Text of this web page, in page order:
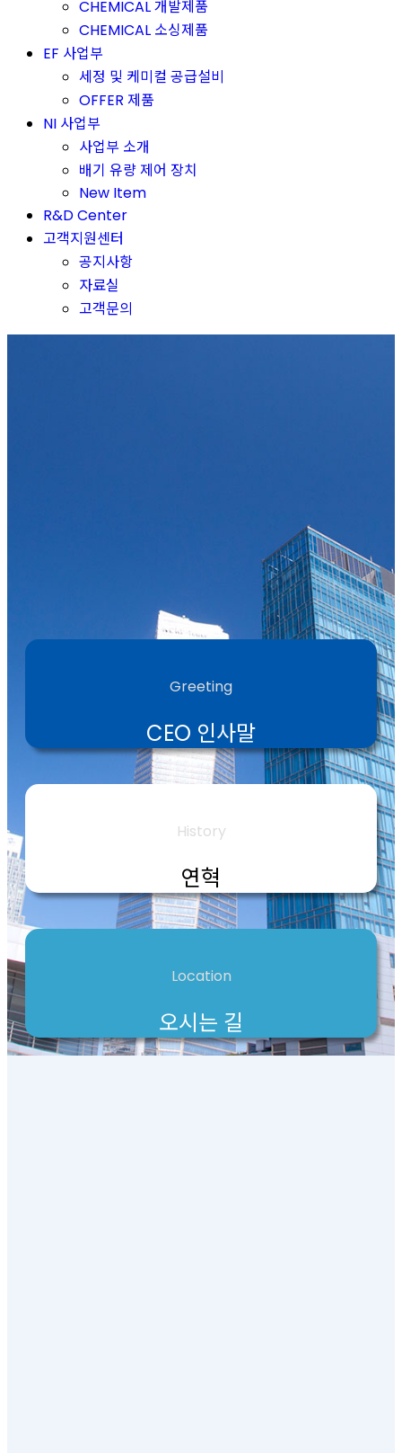
CHEMICAL 개발제품
CHEMICAL 소싱제품
EF 사업부
세정 및 케미컬 공급설비
OFFER 제품
NI 사업부
사업부 소개
배기 유량 제어 장치
New Item
R&D Center
고객지원센터
공지사항
자료실
고객문의
Greeting
CEO 인사말
History
연혁
Location
오시는 길